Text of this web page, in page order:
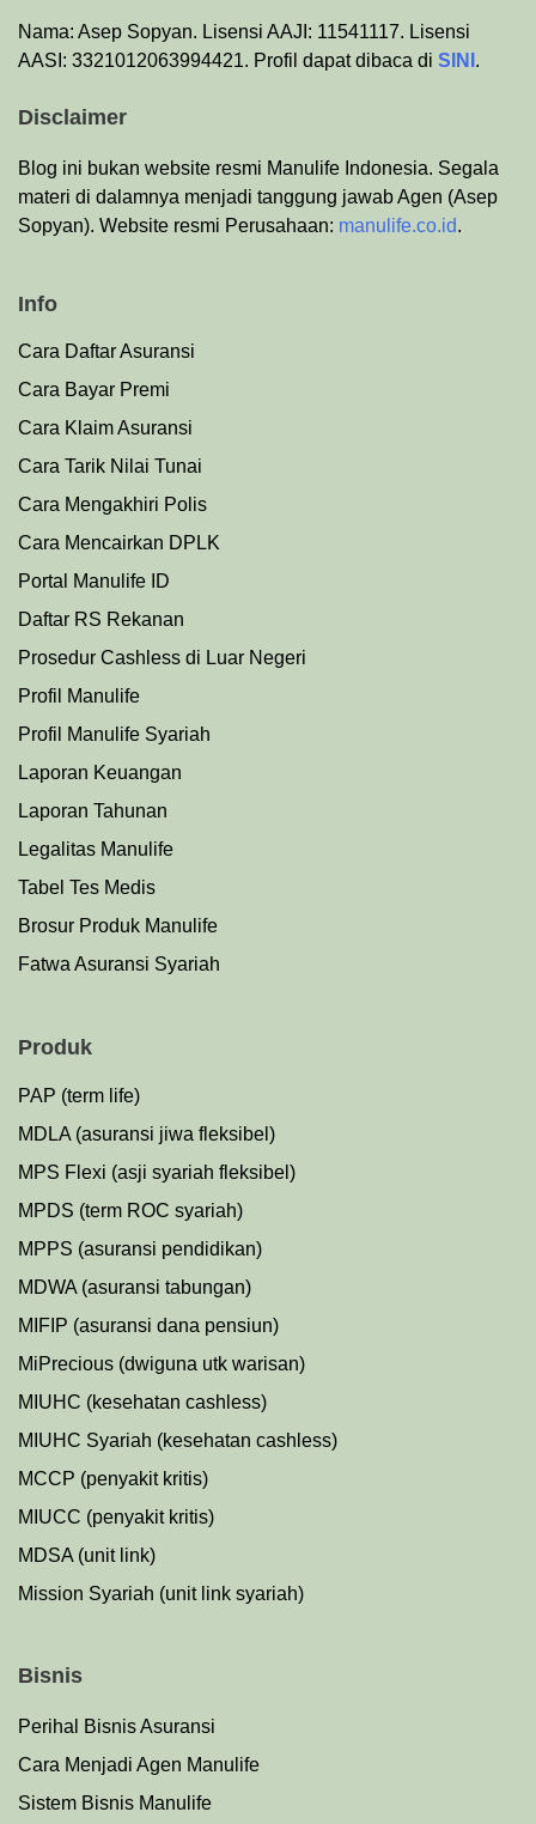
Nama: Asep Sopyan. Lisensi AAJI: 11541117. Lisensi
AASI: 3321012063994421. Profil dapat dibaca di SINI .
Disclaimer
Blog ini bukan website resmi Manulife Indonesia. Segala
materi di dalamnya menjadi tanggung jawab Agen (Asep
Sopyan). Website resmi Perusahaan: manulife.co.id.
Info
Cara Daftar Asuransi
Cara Bayar Premi
Cara Klaim Asuransi
Cara Tarik Nilai Tunai
Cara Mengakhiri Polis
Cara Mencairkan DPLK
Portal Manulife ID
Daftar RS Rekanan
Prosedur Cashless di Luar Negeri
Profil Manulife
Profil Manulife Syariah
Laporan Keuangan
Laporan Tahunan
Legalitas Manulife
Tabel Tes Medis
Brosur Produk Manulife
Fatwa Asuransi Syariah
Produk
PAP (term life)
MDLA (asuransi jiwa fleksibel)
MPS Flexi (asji syariah fleksibel)
MPDS (term ROC syariah)
MPPS (asuransi pendidikan)
MDWA (asuransi tabungan)
MIFIP (asuransi dana pensiun)
MiPrecious (dwiguna utk warisan)
MIUHC (kesehatan cashless)
MIUHC Syariah (kesehatan cashless)
MCCP (penyakit kritis)
MIUCC (penyakit kritis)
MDSA (unit link)
Mission Syariah (unit link syariah)
Bisnis
Perihal Bisnis Asuransi
Cara Menjadi Agen Manulife
Sistem Bisnis Manulife